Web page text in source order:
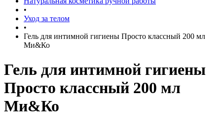
•
Уход за телом
•
Гель для интимной гигиены Просто классный 200 мл
Ми&Ко
Гель для интимной гигиены
Просто классный 200 мл
Ми&Ко